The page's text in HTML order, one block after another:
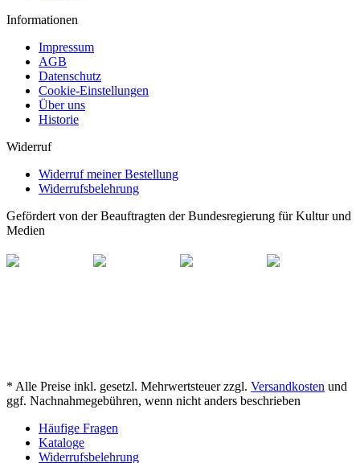
Informationen
Impressum
AGB
Datenschutz
Cookie-Einstellungen
Über uns
Historie
Widerruf
Widerruf meiner Bestellung
Widerrufsbelehrung
Gefördert von der Beauftragten der Bundesregierung für Kultur und
Medien
* Alle Preise inkl. gesetzl. Mehrwertsteuer zzgl. Versandkosten und
ggf. Nachnahmegebühren, wenn nicht anders beschrieben
Häufige Fragen
Kataloge
Widerrufsbelehrung